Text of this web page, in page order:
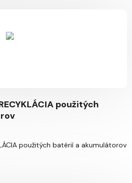
použitých
použitých batérií a akumulátorov